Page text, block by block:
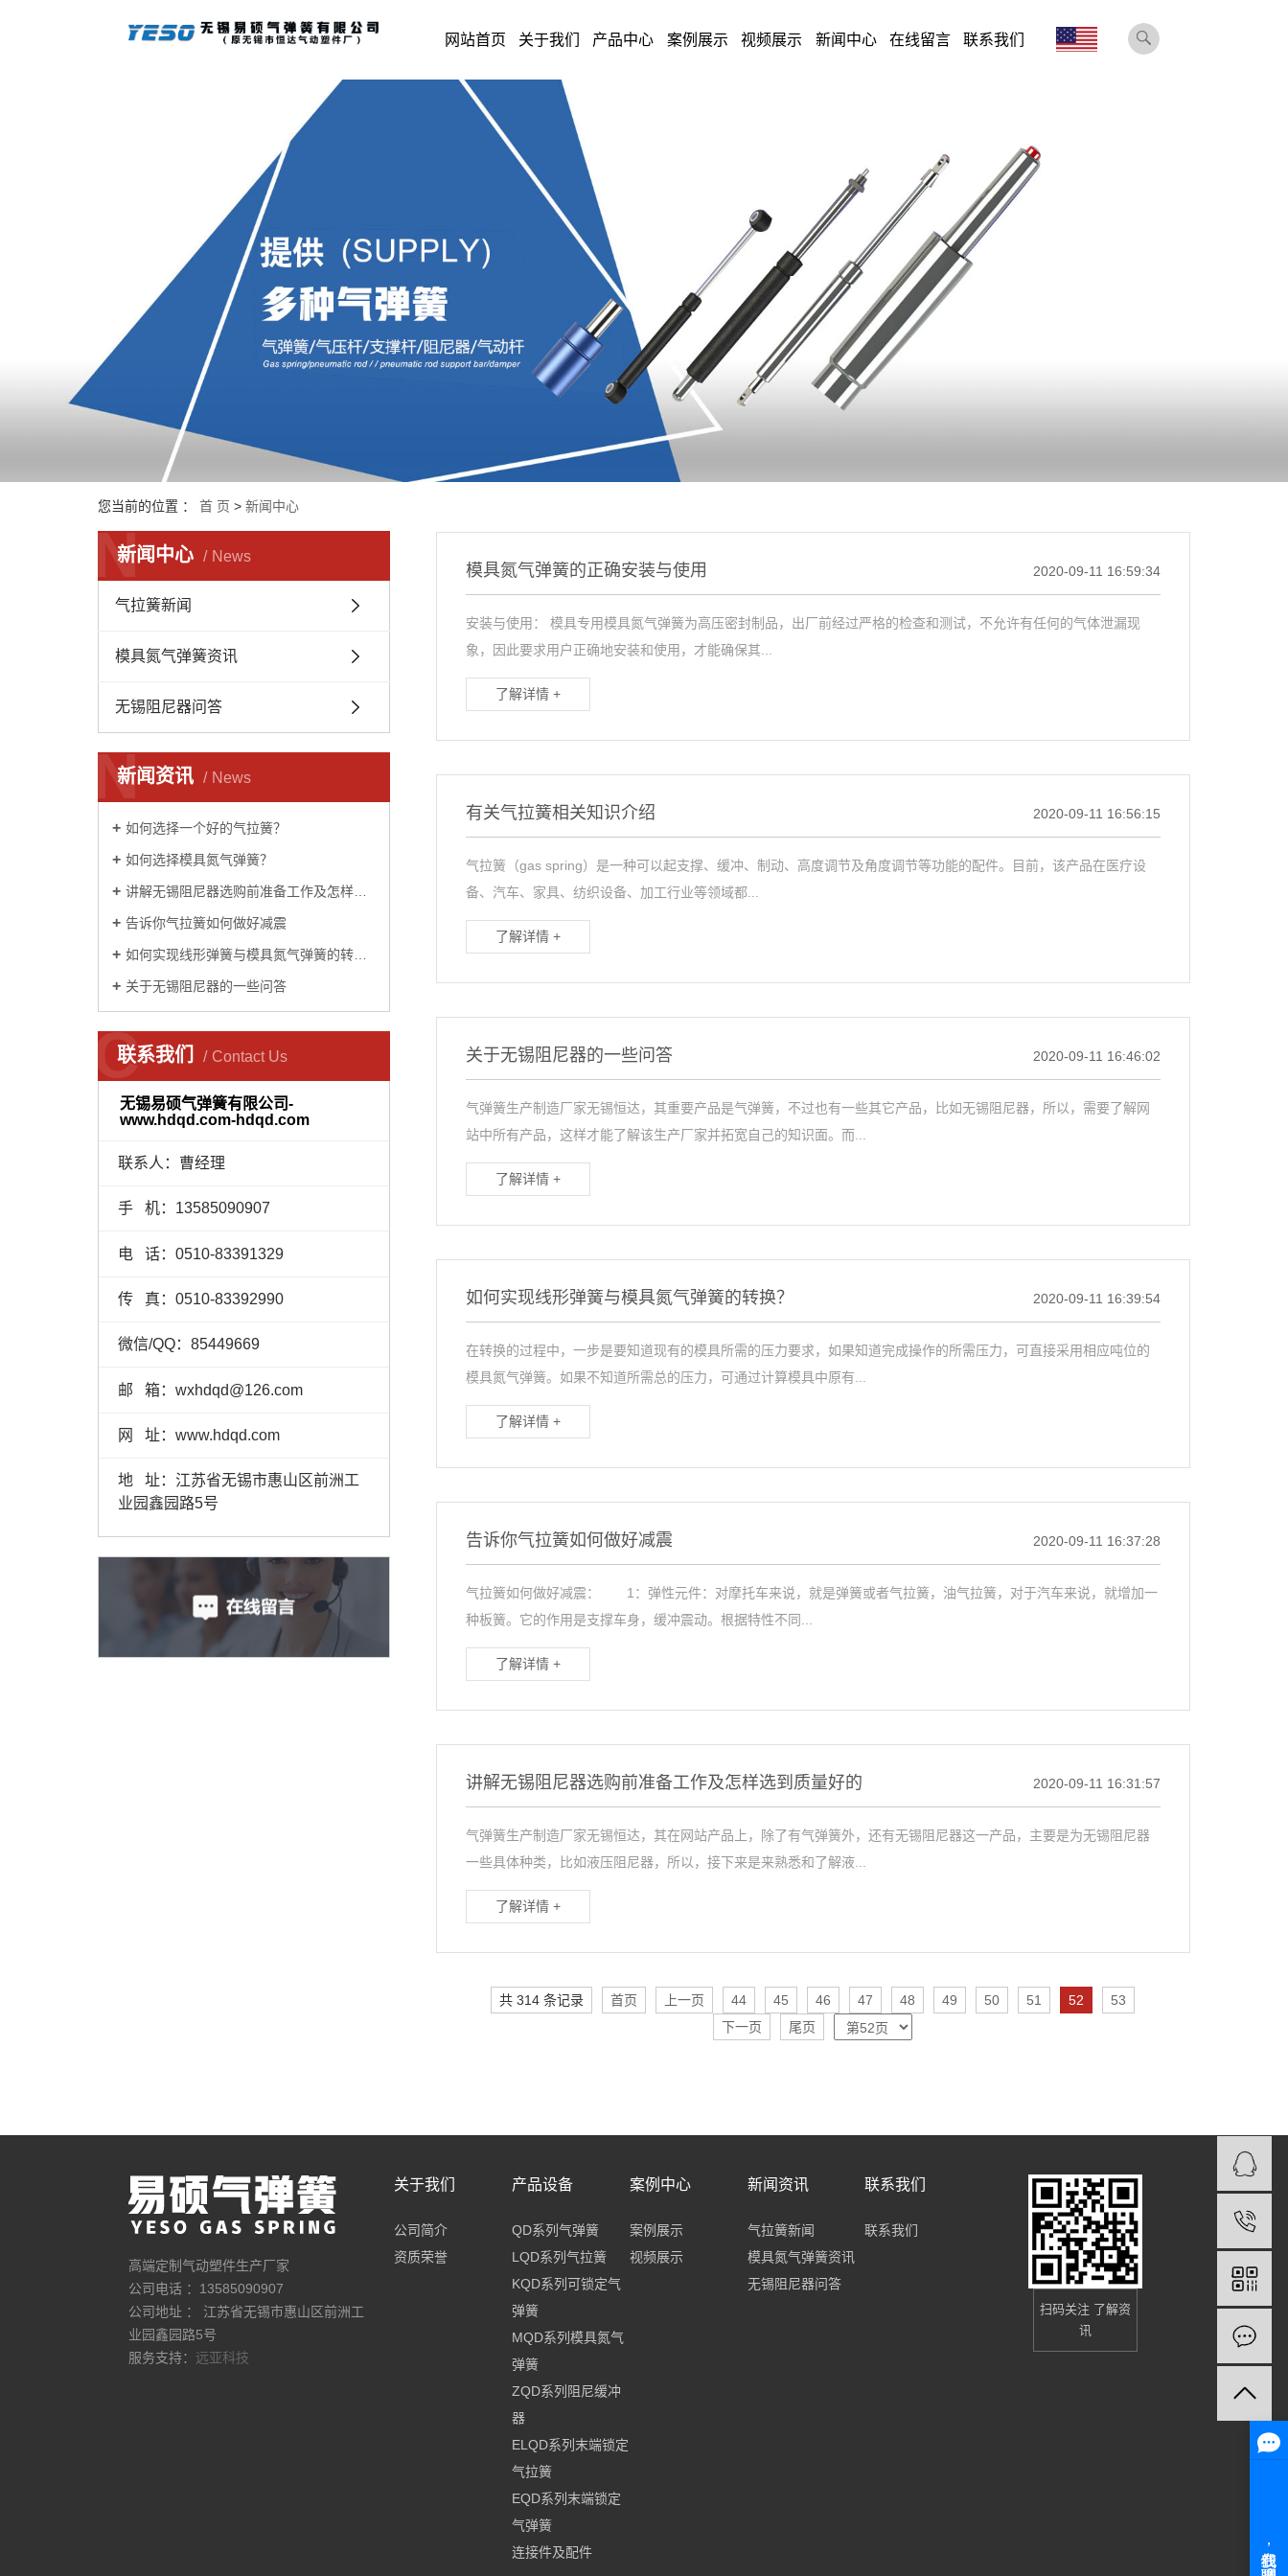
网站首页 关于我们 产品中心 案例展示 视频展示 新闻中心 在线留言 联系我们
您当前的位置 ： 首 页 > 新闻中心
新闻中心 News
N
气拉簧新闻
模具氮气弹簧资讯
无锡阻尼器问答
新闻资讯 News
N
如何选择一个好的气拉簧？
如何选择模具氮气弹簧？
讲解无锡阻尼器选购前准备工作及怎样选到质量好的
告诉你气拉簧如何做好减震
如何实现线形弹簧与模具氮气弹簧的转换？
关于无锡阻尼器的一些问答
联系我们 Contact Us
C
无锡易硕气弹簧有限公司-
www.hdqd.com-hdqd.com
联系人：曹经理
手 机：13585090907
电 话：0510-83391329
传 真：0510-83392990
微信/QQ：85449669
邮 箱：wxhdqd@126.com
网 址：www.hdqd.com
地 址：江苏省无锡市惠山区前洲工
业园鑫园路5号
模具氮气弹簧的正确安装与使用 2020-09-11 16:59:34
安装与使用： 模具专用模具氮气弹簧为高压密封制品，出厂前经过严格的检查和测试，不允许有任何的气体泄漏现
象，因此要求用户正确地安装和使用，才能确保其...
了解详情 +
有关气拉簧相关知识介绍 2020-09-11 16:56:15
气拉簧（gas spring）是一种可以起支撑、缓冲、制动、高度调节及角度调节等功能的配件。目前，该产品在医疗设
备、汽车、家具、纺织设备、加工行业等领域都...
了解详情 +
关于无锡阻尼器的一些问答 2020-09-11 16:46:02
气弹簧生产制造厂家无锡恒达，其重要产品是气弹簧，不过也有一些其它产品，比如无锡阻尼器，所以，需要了解网
站中所有产品，这样才能了解该生产厂家并拓宽自己的知识面。而...
了解详情 +
如何实现线形弹簧与模具氮气弹簧的转换？ 2020-09-11 16:39:54
在转换的过程中，一步是要知道现有的模具所需的压力要求，如果知道完成操作的所需压力，可直接采用相应吨位的
模具氮气弹簧。如果不知道所需总的压力，可通过计算模具中原有...
了解详情 +
告诉你气拉簧如何做好减震 2020-09-11 16:37:28
气拉簧如何做好减震： 1：弹性元件：对摩托车来说，就是弹簧或者气拉簧，油气拉簧，对于汽车来说，就增加一
种板簧。它的作用是支撑车身，缓冲震动。根据特性不同...
了解详情 +
讲解无锡阻尼器选购前准备工作及怎样选到质量好的 2020-09-11 16:31:57
气弹簧生产制造厂家无锡恒达，其在网站产品上，除了有气弹簧外，还有无锡阻尼器这一产品，主要是为无锡阻尼器
一些具体种类，比如液压阻尼器，所以，接下来是来熟悉和了解液...
了解详情 +
共 314 条记录 首页 上一页 44 45 46 47 48 49 50 51 52
53
下一页
尾页
高端定制气动塑件生产厂家
公司电话 ：13585090907
公司地址 ： 江苏省无锡市惠山区前洲工
业园鑫园路5号
服务支持： 远亚科技
关于我们
公司简介
资质荣誉
产品设备
QD系列气弹簧
LQD系列气拉簧
KQD系列可锁定气
弹簧
MQD系列模具氮气
弹簧
ZQD系列阻尼缓冲
器
ELQD系列末端锁定
气拉簧
EQD系列末端锁定
气弹簧
连接件及配件
案例中心
案例展示
视频展示
新闻资讯
气拉簧新闻
模具氮气弹簧资讯
无锡阻尼器问答
联系我们
联系我们
扫码关注 了解资
讯